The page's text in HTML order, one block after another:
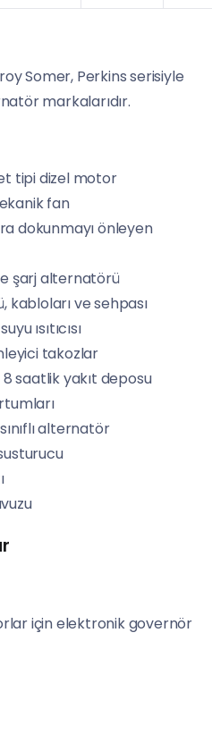
Somer, Perkins serisiyle
markalarıdır.
tipi dizel motor
fan
dokunmayı önleyen
şarj alternatörü
kabloları ve sehpası
ısıtıcısı
takozlar
saatlik yakıt deposu
alternatör
için elektronik governör